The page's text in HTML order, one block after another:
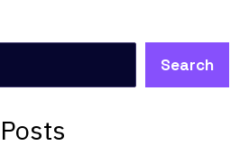
Search